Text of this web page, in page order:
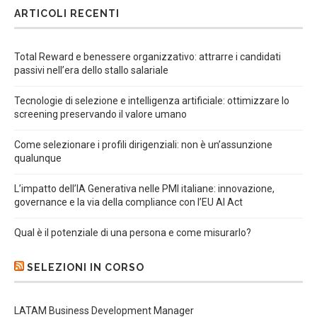
ARTICOLI RECENTI
Total Reward e benessere organizzativo: attrarre i candidati
passivi nell’era dello stallo salariale
Tecnologie di selezione e intelligenza artificiale: ottimizzare lo
screening preservando il valore umano
Come selezionare i profili dirigenziali: non è un’assunzione
qualunque
L’impatto dell’IA Generativa nelle PMI italiane: innovazione,
governance e la via della compliance con l’EU AI Act
Qual è il potenziale di una persona e come misurarlo?
SELEZIONI IN CORSO
LATAM Business Development Manager